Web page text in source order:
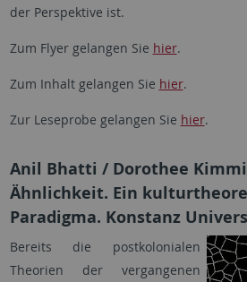
der Perspektive ist.
Zum Flyer gelangen Sie hier.
Zum Inhalt gelangen Sie hier.
Zur Leseprobe gelangen Sie hier.
Anil Bhatti / Dorothee
Ähnlichkeit. Ein
Paradigma. Konstanz
Bereits die postkolonialen
Theorien der vergangenen